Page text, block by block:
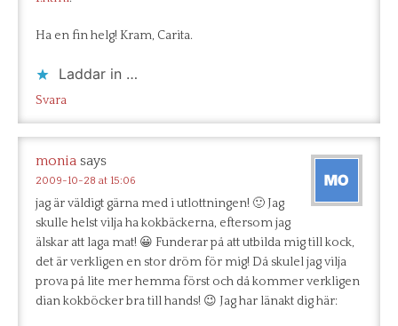
Ha en fin helg! Kram, Carita.
Laddar in …
Svara
monia says
2009-10-28 at 15:06
jag är väldigt gärna med i utlottningen! 🙂 Jag
skulle helst vilja ha kokbäckerna, eftersom jag
älskar att laga mat! 😀 Funderar på att utbilda mig till kock,
det är verkligen en stor dröm för mig! Då skulel jag vilja
prova på lite mer hemma först och då kommer verkligen
dian kokböcker bra till hands! 😉 Jag har länakt dig här: